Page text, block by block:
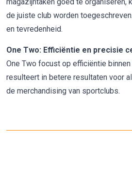
de juiste club worden
en tevredenheid.
One Two: Efficiëntie en precisie
One Two focust op efficiëntie
resulteert in betere resultaten voor
de merchandising van sportclubs.